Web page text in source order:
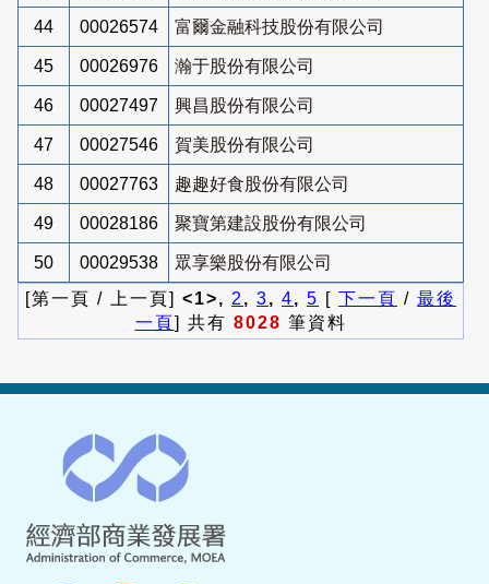
44 00026574 富爾金融科技股份有限公司
45 00026976 瀚于股份有限公司
46 00027497 興昌股份有限公司
47 00027546 賀美股份有限公司
48 00027763 趣趣好食股份有限公司
49 00028186 聚寶第建設股份有限公司
50 00029538
眾享樂股份有限公司
[第一頁 / 上一頁] <1>, 2 , 3, 4, 5 [ 下一頁 / 最後
一頁] 共有 8028 筆資料